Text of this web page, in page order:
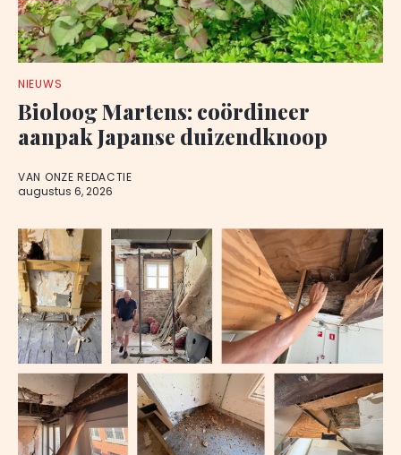
NIEUWS
Bioloog Martens: coördineer
aanpak Japanse duizendknoop
VAN ONZE REDACTIE
augustus 6, 2026